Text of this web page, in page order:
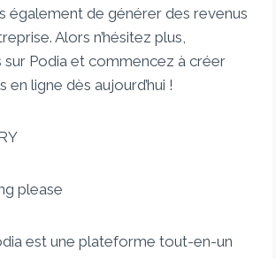
également de générer des revenus
Alors n’hésitez plus,
sur Podia et commencez à créer
ligne dès aujourd’hui !
please
est une plateforme tout-en-un